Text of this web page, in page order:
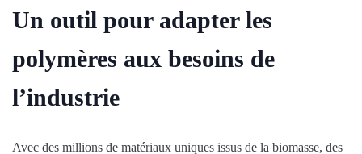
Un outil pour adapter les
polymères aux besoins de
l’industrie
Avec des millions de matériaux uniques issus de la biomasse, des